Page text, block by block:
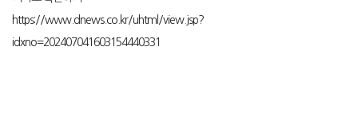
https://www.dnews.co.kr/uhtml/view.jsp?
idxno=202407041603154440331